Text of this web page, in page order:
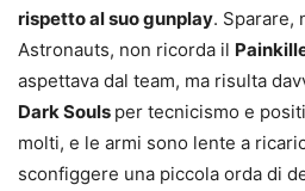
rispetto al suo gunplay. Sparare,
Astronauts, non ricorda il
aspettava dal team, ma risulta
Dark Souls per tecnicismo e
molti, e le armi sono lente a
sconfiggere una piccola orda di